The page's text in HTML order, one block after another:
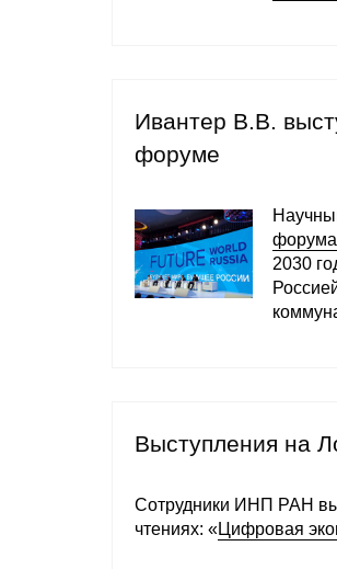
Ивантер В.В.
форуме
форума
2030
Выступления на
Сотрудники ИНП РАН
чтениях: «Цифровая